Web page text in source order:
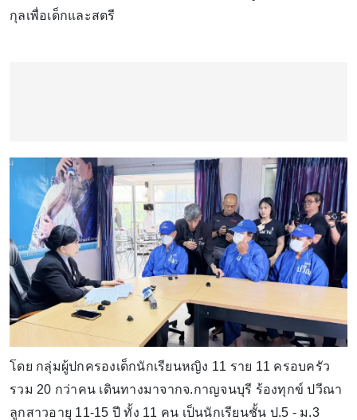
กุลเพื่อเด็กและสตรี
โดย กลุ่มผู้ปกครองเด็กนักเรียนหญิง 11 ราย 11 ครอบครัว
รวม 20 กว่าคน เดินทางมาจากจ.กาญจนบุรี ร้องทุกข์ ปวีณา
ลูกสาวอายุ 11-15 ปี ทั้ง 11 คน เป็นนักเรียนชั้น ป.5 - ม.3